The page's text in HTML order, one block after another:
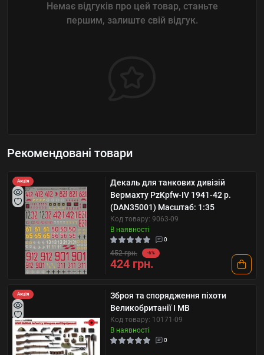
Немає відгуків про цей товар, станьте
першим, залиште свій відгук.
Рекомендовані товари
Акція
Декаль для танкових дивізій
Вермахту PzKpfw-IV 1941-42 р.
(DAN35001) Масштаб: 1:35
Код товару: 9063-09
В наявності
0
452 грн. -6%
424 грн.
Акція
Зброя та спорядження піхоти
Великобританії І МВ
Код товару: 10171-09
В наявності
0